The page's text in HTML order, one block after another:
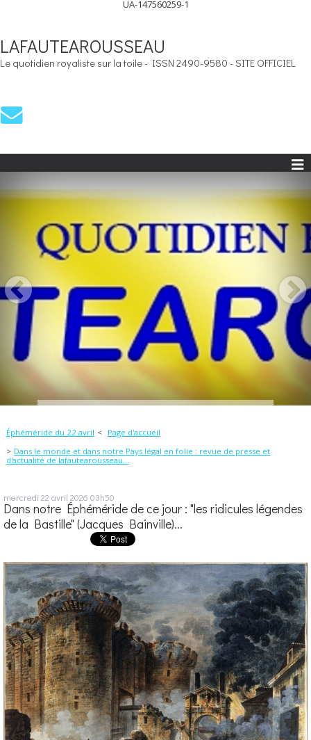
UA-147560259-1
LAFAUTEAROUSSEAU
Le quotidien royaliste sur la toile - ISSN 2490-9580 - SITE OFFICIEL
Éphéméride du 22 avril
Page d'accueil
Dans le monde et dans notre Pays légal en folie : revue de presse et
d'actualité de lafautearousseau...
mercredi 22 avril 2026 03h50
Dans notre Éphéméride de ce jour : "les ridicules légendes
de la Bastille" (Jacques Bainville)...